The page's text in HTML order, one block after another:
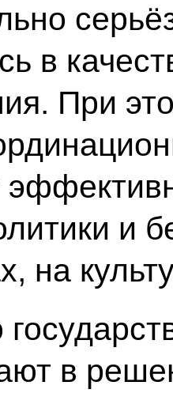
в
При
и
на
в